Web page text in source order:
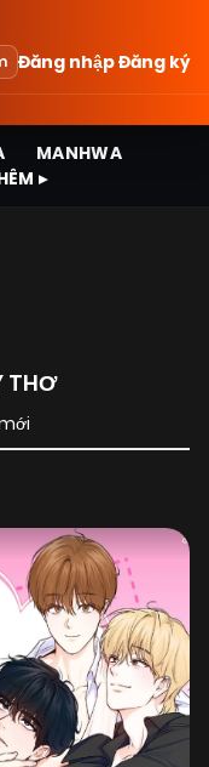
Đăng nhậpĐăng ký
MANHWA
▸
THƠ